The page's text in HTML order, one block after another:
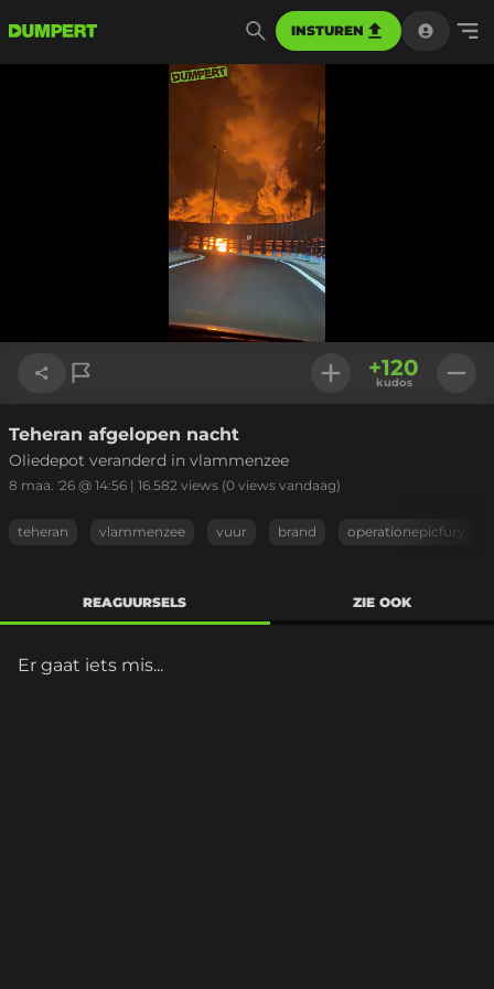
INSTUREN
Link kopiëren
+120
kudos
Teheran afgelopen nacht
Oliedepot veranderd in vlammenzee
8 maa. '26 @ 14:56 | 16.582 views (0 views vandaag)
teheran vlammenzee vuur brand operationepicfury
REAGUURSELS ZIE OOK
Er gaat iets mis...